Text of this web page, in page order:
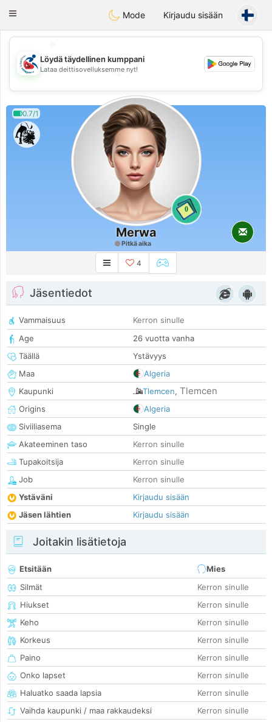
Handi Space
Toggle
Mode Kirjaudu sisään
💕
💕
Löydä täydellinen kumppani
Lataa deittisovelluksemme nyt!
0.7/1
0
Merwa
Pitkä aika
4
Jäsentiedot
Vammaisuus
Kerron sinulle
Age
26 vuotta vanha
Täällä
Ystävyys
Maa
Algeria
Kaupunki
Tlemcen, Tlemcen
Origins
Algeria
Siviiliasema
Single
Akateeminen taso
Kerron sinulle
Tupakoitsija
Kerron sinulle
Job
Kerron sinulle
Ystäväni
Kirjaudu sisään
Jäsen lähtien
Kirjaudu sisään
Joitakin lisätietoja
Etsitään
Mies
Silmät
Kerron sinulle
Hiukset
Kerron sinulle
Keho
Kerron sinulle
Korkeus
Kerron sinulle
Paino
Kerron sinulle
Onko lapset
Kerron sinulle
Haluatko saada lapsia
Kerron sinulle
Vaihda kaupunki / maa rakkaudeksi
Kerron sinulle